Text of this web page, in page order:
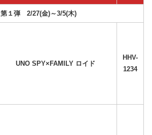
第１弾 2/27(金)～3/5(木)
UNO SPY×FAMILY ロイド
HHV-
1234